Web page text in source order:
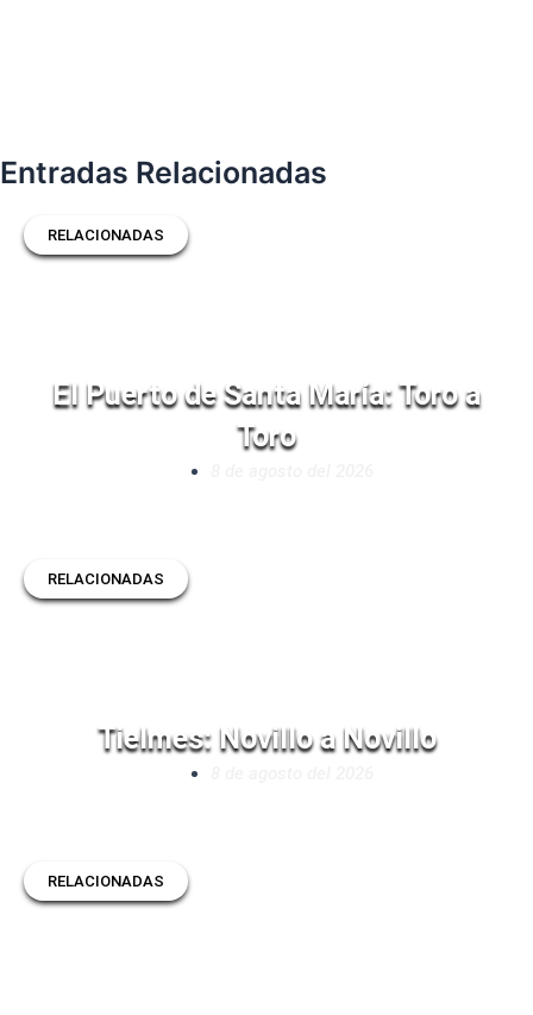
Entradas Relacionadas
RELACIONADAS
El Puerto de Santa María: Toro a
Toro
RELACIONADAS
Tielmes: Novillo a Novillo
RELACIONADAS